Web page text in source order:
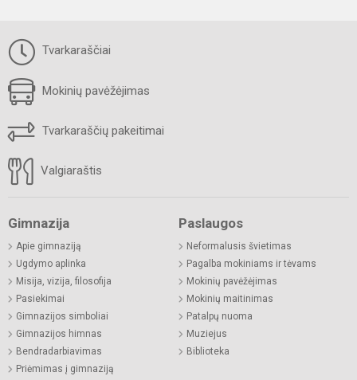
Tvarkaraščiai
Mokinių pavėžėjimas
Tvarkaraščių pakeitimai
Valgiaraštis
Gimnazija
Apie gimnaziją
Ugdymo aplinka
Misija, vizija, filosofija
Pasiekimai
Gimnazijos simboliai
Gimnazijos himnas
Bendradarbiavimas
Priėmimas į gimnaziją
Paslaugos
Neformalusis švietimas
Pagalba mokiniams ir tėvams
Mokinių pavėžėjimas
Mokinių maitinimas
Patalpų nuoma
Muziejus
Biblioteka